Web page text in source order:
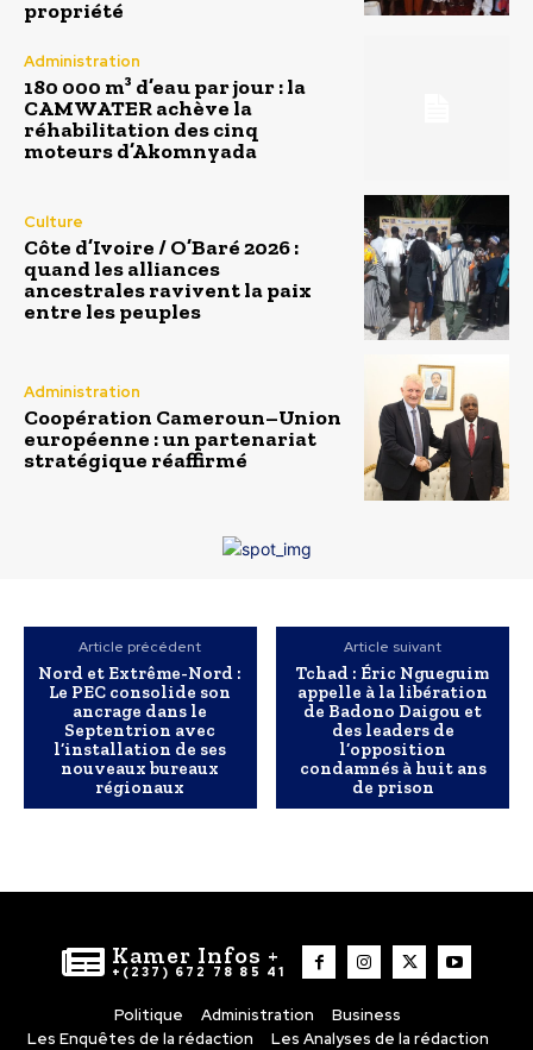
propriété
Administration
180 000 m³ d’eau par jour : la
CAMWATER achève la
réhabilitation des cinq
moteurs d’Akomnyada
Culture
Côte d’Ivoire / O’Baré 2026 :
quand les alliances
ancestrales ravivent la paix
entre les peuples
Administration
Coopération Cameroun–Union
européenne : un partenariat
stratégique réaffirmé
Article précédent
Nord et Extrême-Nord :
Le PEC consolide son
ancrage dans le
Septentrion avec
l’installation de ses
nouveaux bureaux
régionaux
Article suivant
Tchad : Éric Ngueguim
appelle à la libération
de Badono Daigou et
des leaders de
l’opposition
condamnés à huit ans
de prison
Kamer Infos +
+(237) 672 78 85 41
Politique Administration
Business
Les Enquêtes de la rédaction
Les Analyses de la rédaction